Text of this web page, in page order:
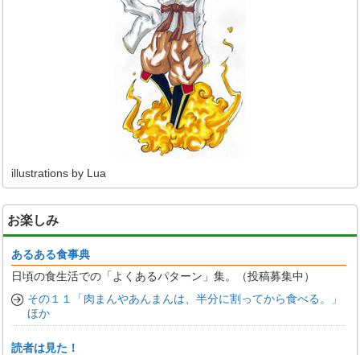
illustrations by Lua
お楽しみ
あるある食事典
日頃の食生活での「よくあるパターン」集。（投稿募集中）
その１１「肉まんやあんまんは、半分に割ってから食べる。」
ほか
読者は見た！